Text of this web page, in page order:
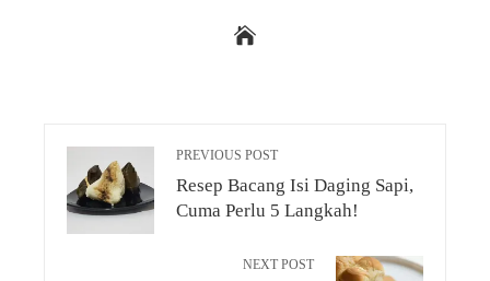
PREVIOUS POST
Resep Bacang Isi Daging Sapi,
Cuma Perlu 5 Langkah!
NEXT POST